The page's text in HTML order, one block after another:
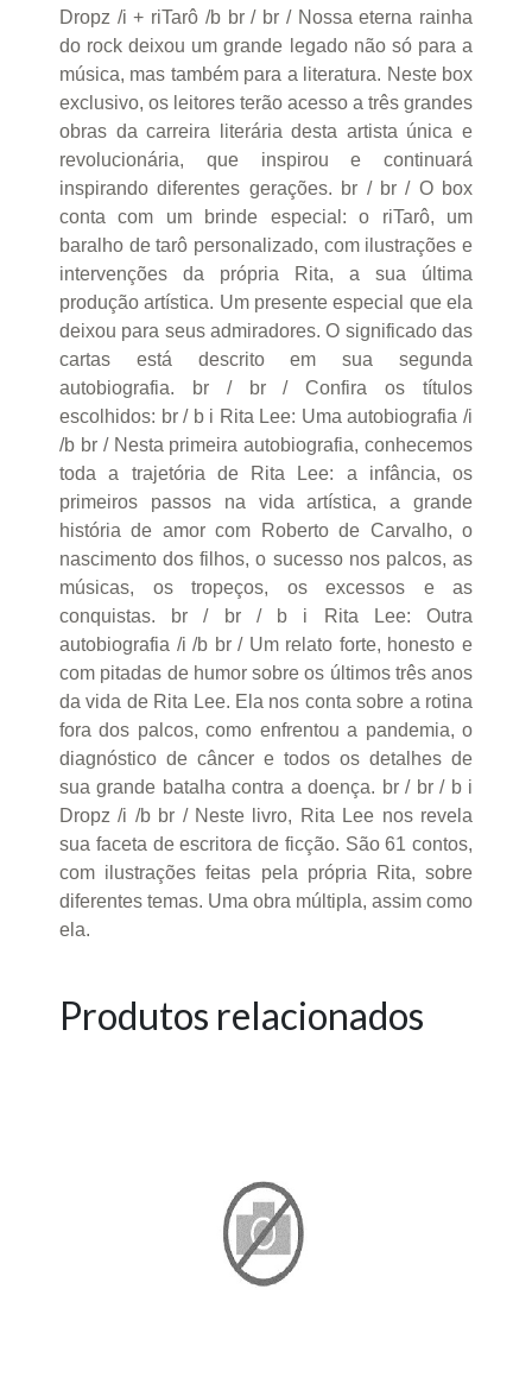
Dropz /i + riTarô /b br / br / Nossa eterna rainha
do rock deixou um grande legado não só para a
música, mas também para a literatura. Neste box
exclusivo, os leitores terão acesso a três grandes
obras da carreira literária desta artista única e
revolucionária, que inspirou e continuará
inspirando diferentes gerações. br / br / O box
conta com um brinde especial: o riTarô, um
baralho de tarô personalizado, com ilustrações e
intervenções da própria Rita, a sua última
produção artística. Um presente especial que ela
deixou para seus admiradores. O significado das
cartas está descrito em sua segunda
autobiografia. br / br / Confira os títulos
escolhidos: br / b i Rita Lee: Uma autobiografia /i
/b br / Nesta primeira autobiografia, conhecemos
toda a trajetória de Rita Lee: a infância, os
primeiros passos na vida artística, a grande
história de amor com Roberto de Carvalho, o
nascimento dos filhos, o sucesso nos palcos, as
músicas, os tropeços, os excessos e as
conquistas. br / br / b i Rita Lee: Outra
autobiografia /i /b br / Um relato forte, honesto e
com pitadas de humor sobre os últimos três anos
da vida de Rita Lee. Ela nos conta sobre a rotina
fora dos palcos, como enfrentou a pandemia, o
diagnóstico de câncer e todos os detalhes de
sua grande batalha contra a doença. br / br / b i
Dropz /i /b br / Neste livro, Rita Lee nos revela
sua faceta de escritora de ficção. São 61 contos,
com ilustrações feitas pela própria Rita, sobre
diferentes temas. Uma obra múltipla, assim como
ela.
Produtos relacionados